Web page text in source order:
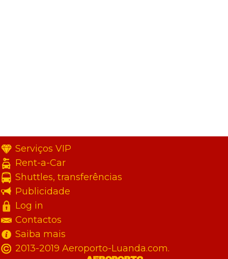
Serviços VIP
Rent-a-Car
Shuttles, transferências
Publicidade
Log in
Contactos
Saiba mais
2013-2019 Aeroporto-Luanda.com.